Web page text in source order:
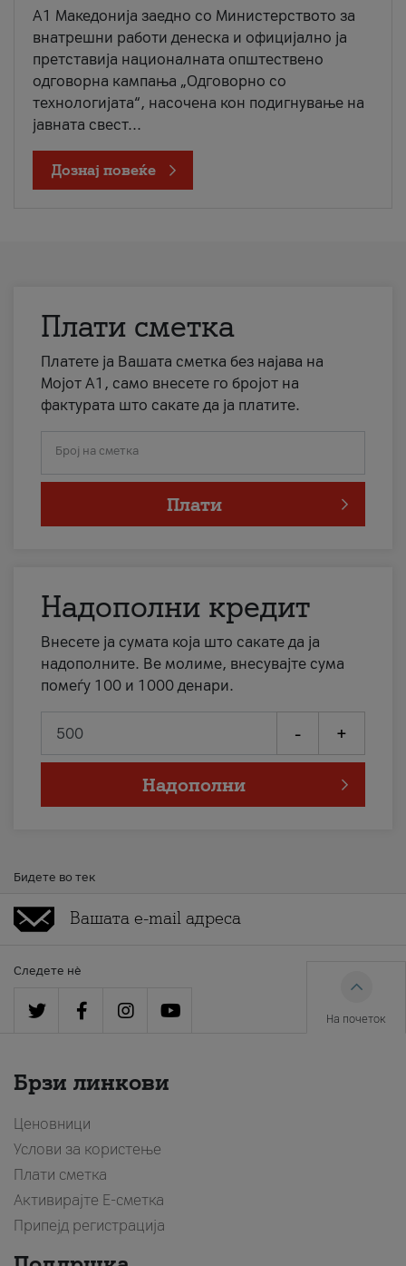
A1 Македонија заедно со Министерството за
внатрешни работи денеска и официјално ја
претставија националната општествено
одговорна кампања „Одговорно со
технологијата“, насочена кон подигнување на
јавната свест...
Дознај повеќе
Плати сметка
Платете ја Вашата сметка без најава на
Мојот А1, само внесете го бројот на
фактурата што сакате да ја платите.
Број на сметка
Плати
Надополни кредит
Внесете ја сумата која што сакате да ја
надополните. Ве молиме, внесувајте сума
помеѓу 100 и 1000 денари.
- +
Надополни
Бидете во тек
Следете нè
На почеток
Брзи линкови
Ценовници
Услови за користење
Плати сметка
Активирајте Е-сметка
Припејд регистрација